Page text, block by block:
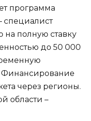
программа
специалист
на полную ставку
до 50 000
Финансирование
через регионы.
области –